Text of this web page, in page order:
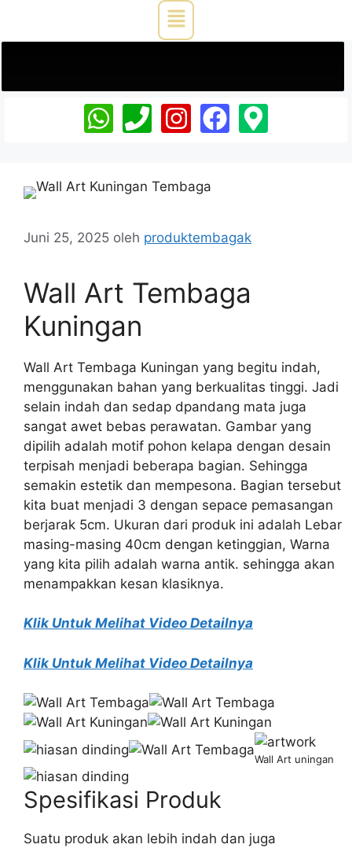
Juni 25, 2025 oleh produktembagak
Wall Art Tembaga
Kuningan
Wall Art Tembaga Kuningan yang begitu indah,
menggunakan bahan yang berkualitas tinggi. Jadi
selain indah dan sedap dpandang mata juga
sangat awet bebas perawatan. Gambar yang
dipilih adalah motif pohon kelapa dengan desain
terpisah menjadi beberapa bagian. Sehingga
semakin estetik dan mempesona. Bagian tersebut
kita buat menjadi 3 dengan sepace pemasangan
berjarak 5cm. Ukuran dari produk ini adalah Lebar
masing-masing 40cm dengan ketinggian, Warna
yang kita pilih adalah warna antik. sehingga akan
menampakkan kesan klasiknya.
Klik Untuk Melihat Video Detailnya
Klik Untuk Melihat Video Detailnya
Wall Art uningan
Spesifikasi Produk
Suatu produk akan lebih indah dan juga